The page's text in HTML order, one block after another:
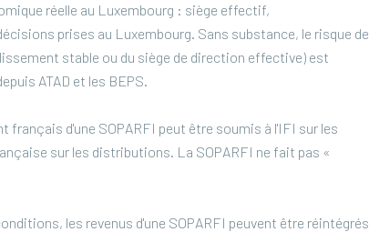
réelle au Luxembourg : siège effectif,
prises au Luxembourg. Sans substance, le risque de
stable ou du siège de direction effective) est
ATAD et les BEPS.
d'une SOPARFI peut être soumis à l'IFI sur les
sur les distributions. La SOPARFI ne fait pas «
les revenus d'une SOPARFI peuvent être réintégrés